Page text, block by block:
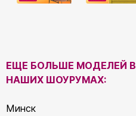
ЕЩЕ БОЛЬШЕ МОДЕЛЕЙ В
НАШИХ ШОУРУМАХ:
Минск